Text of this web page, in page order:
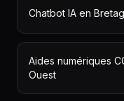
Chatbot IA en
Aides numériques
Ouest